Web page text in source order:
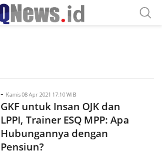
- Kamis 08 Apr 2021 17:10 WIB
GKF untuk Insan OJK dan
LPPI, Trainer ESQ MPP: Apa
Hubungannya dengan
Pensiun?